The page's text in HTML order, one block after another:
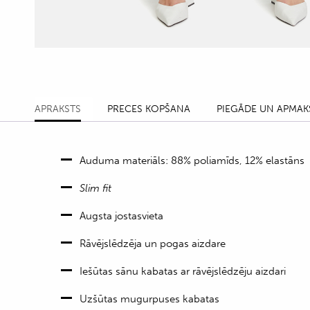
APRAKSTS PRECES KOPŠANA PIEGĀDE UN
Auduma materiāls: 88% poliamīds, 12% elastāns
Slim fit
Augsta jostasvieta
Rāvējslēdzēja un pogas aizdare
Iešūtas sānu kabatas ar rāvējslēdzēju aizdari
Uzšūtas mugurpuses kabatas